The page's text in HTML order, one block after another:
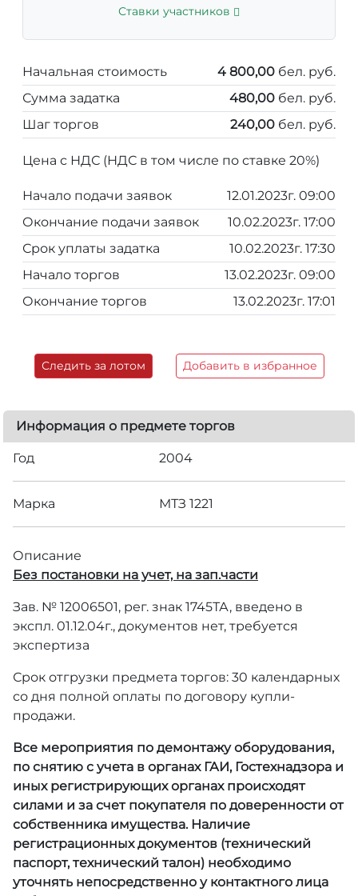
Ставки участников
Начальная стоимость 4 800,00 бел. руб.
Сумма задатка
480,00 бел. руб.
Шаг торгов
240,00 бел. руб.
Цена с НДС (НДС в том числе по ставке 20%)
Начало подачи заявок
12.01.2023г. 09:00
Окончание подачи заявок
10.02.2023г. 17:00
Срок уплаты задатка
10.02.2023г. 17:30
Начало торгов
13.02.2023г. 09:00
Окончание торгов
13.02.2023г. 17:01
Следить за лотом Добавить в избранное
Информация о предмете торгов
Год 2004
Марка МТЗ 1221
Описание
Без постановки на учет, на зап.части
Зав. № 12006501, рег. знак 1745ТА, введено в
экспл. 01.12.04г., документов нет, требуется
экспертиза
Срок отгрузки предмета торгов: 30 календарных
со дня полной оплаты по договору купли-
продажи.
Все мероприятия по демонтажу оборудования,
по снятию с учета в органах ГАИ, Гостехнадзора и
иных регистрирующих органах происходят
силами и за счет покупателя по доверенности от
собственника имущества. Наличие
регистрационных документов (технический
паспорт, технический талон) необходимо
уточнять непосредственно у контактного лица